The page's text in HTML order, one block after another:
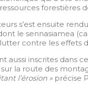
forestières
s’est ensuite
le sennasiamea
contre les effets
aussi inscrites dans
la route des
l’érosion » précise